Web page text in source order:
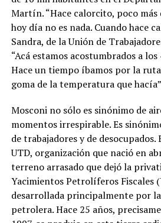
Martín. “Hace calorcito, poco más
hoy día no es nada. Cuando hace
Sandra, de la Unión de
“Acá estamos acostumbrados a los
Hace un tiempo íbamos por la
goma de la temperatura que
Mosconi no sólo es sinónimo de
momentos irrespirable. Es
de trabajadores y de desocupados.
UTD, organización que nació en
terreno arrasado que dejó la
Yacimientos Petrolíferos Fiscales
desarrollada principalmente por
petrolera. Hace 25 años,